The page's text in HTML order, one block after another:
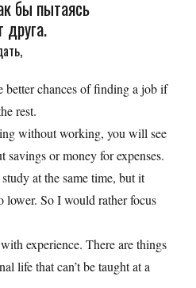
бы пытаясь
друга.
better chances of finding a job if
rest.
without working, you will see
or money for expenses.
at the same time, but it
lower. So I would rather focus
experience. There are things
life that can’t be taught at a